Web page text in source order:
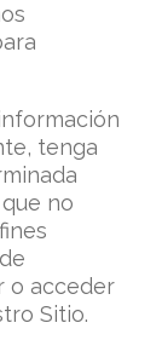
tenga
no
o acceder
Sitio.